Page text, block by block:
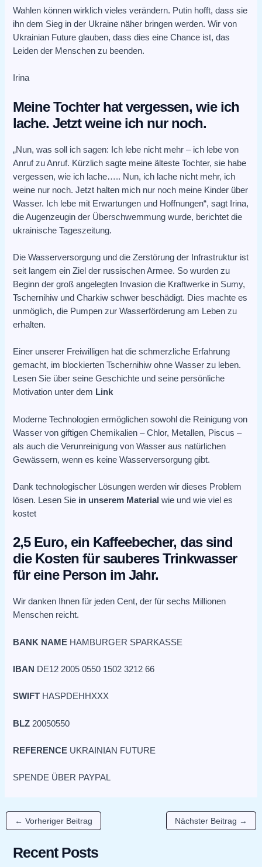
Wahlen können wirklich vieles verändern. Putin hofft, dass sie
ihn dem Sieg in der Ukraine näher bringen werden. Wir von
Ukrainian Future glauben, dass dies eine Chance ist, das
Leiden der Menschen zu beenden.
Irina
Meine Tochter hat vergessen, wie ich
lache. Jetzt weine ich nur noch.
„Nun, was soll ich sagen: Ich lebe nicht mehr – ich lebe von
Anruf zu Anruf. Kürzlich sagte meine älteste Tochter, sie habe
vergessen, wie ich lache….. Nun, ich lache nicht mehr, ich
weine nur noch. Jetzt halten mich nur noch meine Kinder über
Wasser. Ich lebe mit Erwartungen und Hoffnungen“, sagt Irina,
die Augenzeugin der Überschwemmung wurde, berichtet die
ukrainische Tageszeitung.
Die Wasserversorgung und die Zerstörung der Infrastruktur ist
seit langem ein Ziel der russischen Armee. So wurden zu
Beginn der groß angelegten Invasion die Kraftwerke in Sumy,
Tschernihiw und Charkiw schwer beschädigt. Dies machte es
unmöglich, die Pumpen zur Wasserförderung am Leben zu
erhalten.
Einer unserer Freiwilligen hat die schmerzliche Erfahrung
gemacht, im blockierten Tschernihiw ohne Wasser zu leben.
Lesen Sie über seine Geschichte und seine persönliche
Motivation unter dem Link
Moderne Technologien ermöglichen sowohl die Reinigung von
Wasser von giftigen Chemikalien – Chlor, Metallen, Piscus –
als auch die Verunreinigung von Wasser aus natürlichen
Gewässern, wenn es keine Wasserversorgung gibt.
Dank technologischer Lösungen werden wir dieses Problem
lösen. Lesen Sie in unserem Material wie und wie viel es
kostet
2,5 Euro, ein Kaffeebecher, das sind
die Kosten für sauberes Trinkwasser
für eine Person im Jahr.
Wir danken Ihnen für jeden Cent, der für sechs Millionen
Menschen reicht.
BANK NAME HAMBURGER SPARKASSE
IBAN DE12 2005 0550 1502 3212 66
SWIFT HASPDEHHXXX
BLZ 20050550
REFERENCE UKRAINIAN FUTURE
SPENDE ÜBER PAYPAL
← Vorheriger Beitrag Nächster Beitrag →
Recent Posts